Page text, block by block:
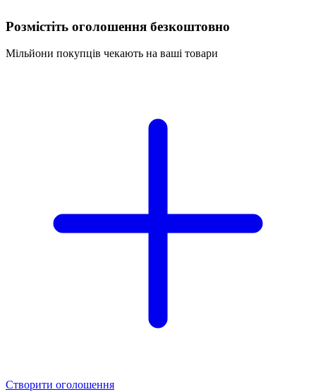
Розмістіть оголошення безкоштовно
Мільйони покупців чекають на ваші товари
Створити оголошення